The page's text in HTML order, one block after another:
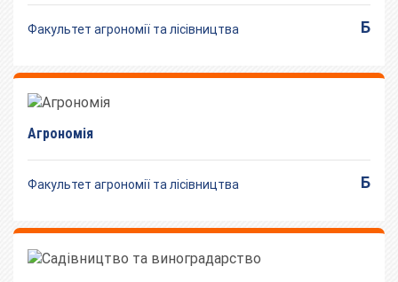
Факультет агрономії та лісівництва Б
Агрономія
Факультет агрономії та лісівництва Б